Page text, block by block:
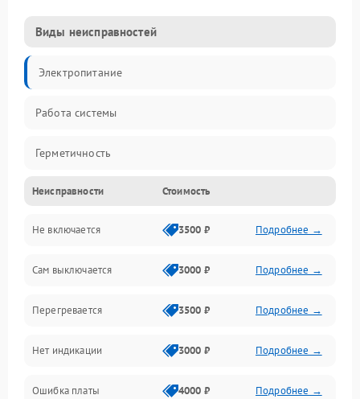
Виды неисправностей
Электропитание
Работа системы
Герметичность
Механика
Неисправности Стоимость
Не включается 3500 ₽ Подробнее →
Сам выключается 3000 ₽ Подробнее →
Перегревается 3500 ₽ Подробнее →
Нет индикации 3000 ₽ Подробнее →
Ошибка платы 4000 ₽ Подробнее →